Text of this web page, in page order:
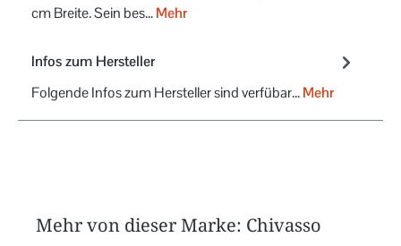
cm Breite. Sein bes…Mehr
Infos zum Hersteller
Folgende Infos zum Hersteller sind verfübar...Mehr
Mehr von dieser Marke: Chivasso